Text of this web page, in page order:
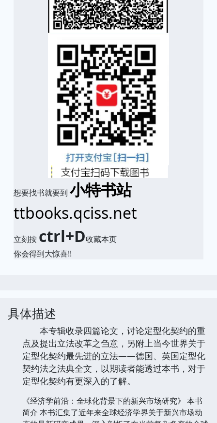
想要找书就要到 小特书站
ttbooks.qciss.net
立刻按 ctrl+D收藏本页
你会得到大惊喜!!
具体描述
本专辑收录四篇论文，讨论定型化契约的重
点及提出立法改革之刍意，另附上当今世界关于
定型化契约最先进的立法——德国、英国定型化
契约法之法典全文，以期读者能透过本书，对于
定型化契约有更深入的了解。
《经济学前沿：全球化背景下的新兴市场研究》 本书
简介 本书汇集了近年来全球经济学界关于新兴市场动